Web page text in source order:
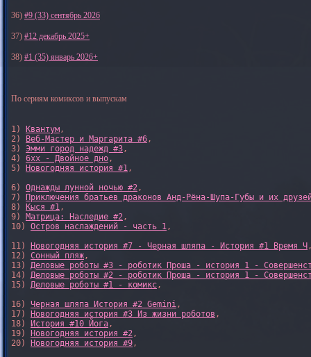
36) #9 (33) сентябрь 2026
37) #12 декабрь 2025+
38) #1 (35) январь 2026+
По сериям комиксов и выпускам
1) Квантум,
2)
Веб-Мастер и Маргарита #6,
3) Эмми город надежд #3,
4) 6xx - Двойное дно,
5)
Новогодняя история #1,
6) Однажды лунной ночью #2,
7)
Приключения братьев драконов Анд-Рёна-Шупа-Губы и их
8)
Кыся #1,
9) Матрица: Наследие #2,
10) Остров наслаждений - часть 1,
11)
Новогодняя история #7 - Черная шляпа - История #1 Время Ч
12) Сонный пляж,
13) Деловые роботы #3 - роботик Проша - история 1 -
14) Деловые роботы #2 - роботик Проша - история 1 -
15) Деловые роботы #1 - комикс,
16) Черная шляпа История #2 Gemini,
17)
Новогодняя история #3 Из жизни роботов ,
18)
История #10 Йога,
19)
Новогодняя история #2,
20)
Новогодняя история #9,